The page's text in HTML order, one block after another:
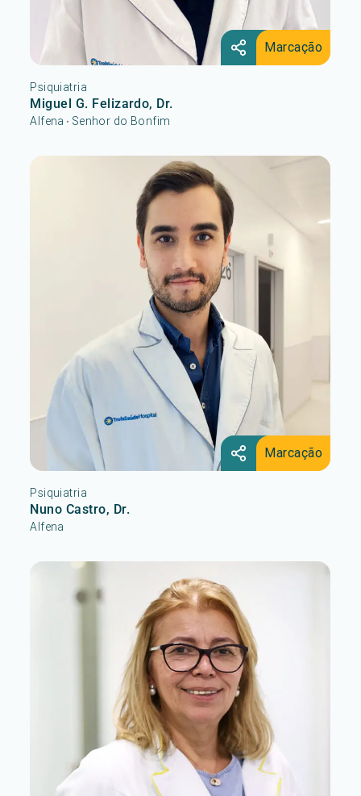
Marcação
Psiquiatria
Miguel G. Felizardo, Dr.
Alfena • Senhor do Bonfim
Marcação
Psiquiatria
Nuno Castro, Dr.
Alfena